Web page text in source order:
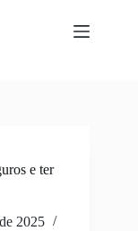
e ter
2025